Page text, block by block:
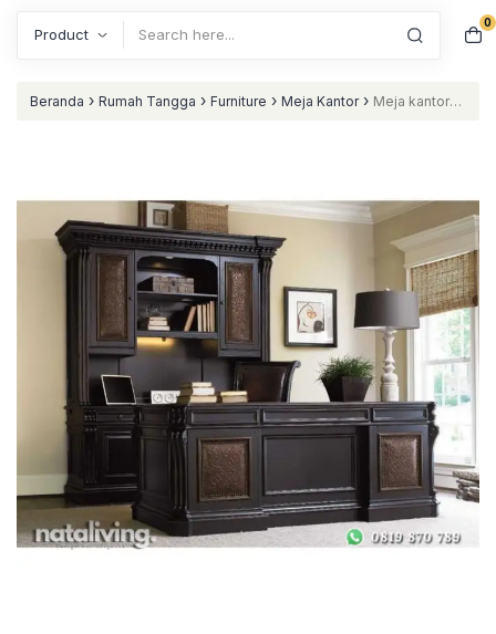
0
Beranda › Rumah Tangga › Furniture › Meja Kantor › Meja kantor